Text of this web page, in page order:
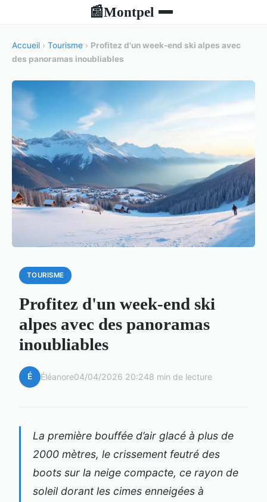
📰Montpel
Accueil › Tourisme › Profitez d'un week-end ski alpes avec
des panoramas inoubliables
TOURISME
Profitez d'un week-end ski
alpes avec des panoramas
inoubliables
É Éléanore04/04/2026 20:248 min de lecture
La première bouffée d’air glacé à plus de
2000 mètres, le crissement feutré des
boots sur la neige compacte, ce rayon de
soleil dorant les cimes enneigées à